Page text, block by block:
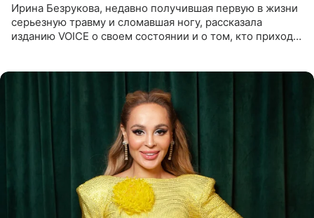
Ирина Безрукова, недавно получившая первую в жизни
серьезную травму и сломавшая ногу, рассказала
изданию VOICE о своем состоянии и о том, кто приходит